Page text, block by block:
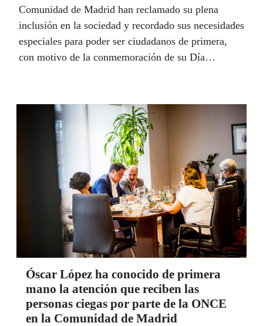
Comunidad de Madrid han reclamado su plena
inclusión en la sociedad y recordado sus necesidades
especiales para poder ser ciudadanos de primera,
con motivo de la conmemoración de su Día
Óscar López ha conocido de primera
mano la atención que reciben las
personas ciegas por parte de la ONCE
en la Comunidad de Madrid